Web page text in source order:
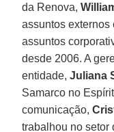
da Renova,
assuntos externos
assuntos
desde 2006. A
entidade,Juliana
Samarco no
comunicação,
trabalhou no setor